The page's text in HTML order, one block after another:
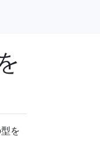
を